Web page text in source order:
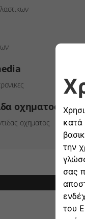
οχηματος
οχηματος